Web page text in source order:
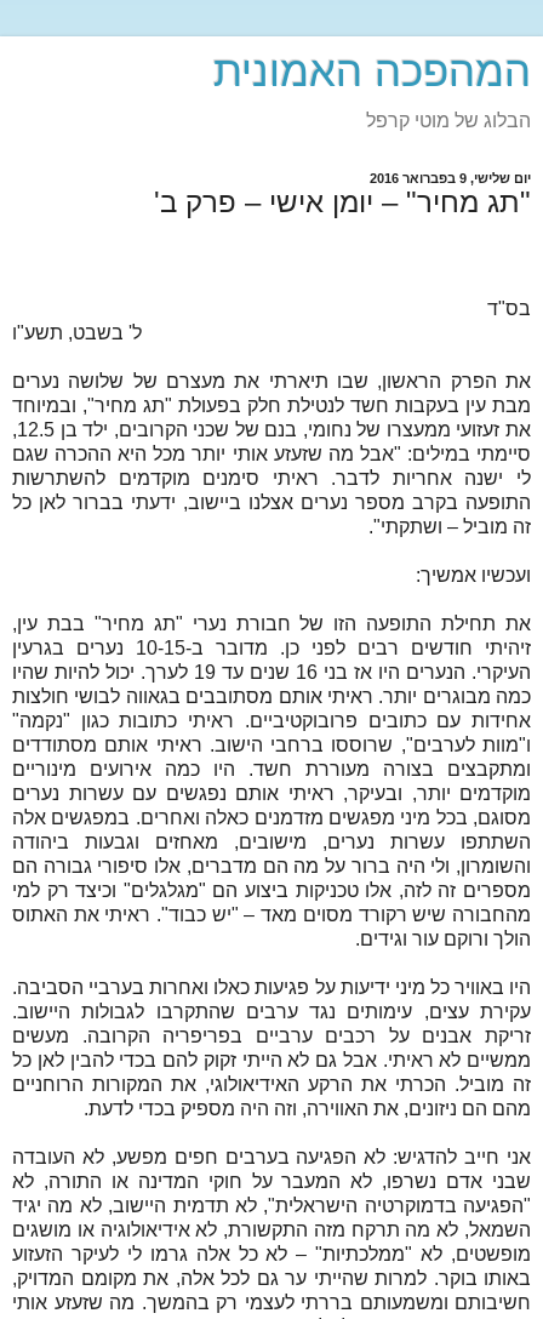
המהפכה האמונית
הבלוג של מוטי קרפל
יום שלישי, 9 בפברואר 2016
"תג מחיר" – יומן אישי – פרק ב'
בס"ד
ל' בשבט, תשע"ו
את הפרק הראשון, שבו תיארתי את מעצרם של שלושה נערים
מבת עין בעקבות חשד לנטילת חלק בפעולת "תג מחיר", ובמיוחד
את זעזועי ממעצרו של נחומי, בנם של שכני הקרובים, ילד בן 12.5,
סיימתי במילים: "אבל מה שזעזע אותי יותר מכל היא ההכרה שגם
לי ישנה אחריות לדבר. ראיתי סימנים מוקדמים להשתרשות
התופעה בקרב מספר נערים אצלנו ביישוב, ידעתי בברור לאן כל
זה מוביל – ושתקתי".
ועכשיו אמשיך:
את תחילת התופעה הזו של חבורת נערי "תג מחיר" בבת עין,
זיהיתי חודשים רבים לפני כן. מדובר ב-10-15 נערים בגרעין
העיקרי. הנערים היו אז בני 16 שנים עד 19 לערך. יכול להיות שהיו
כמה מבוגרים יותר. ראיתי אותם מסתובבים בגאווה לבושי חולצות
אחידות עם כתובים פרובוקטיביים. ראיתי כתובות כגון "נקמה"
ו"מוות לערבים", שרוססו ברחבי הישוב. ראיתי אותם מסתודדים
ומתקבצים בצורה מעוררת חשד. היו כמה אירועים מינוריים
מוקדמים יותר, ובעיקר, ראיתי אותם נפגשים עם עשרות נערים
מסוגם, בכל מיני מפגשים מזדמנים כאלה ואחרים. במפגשים אלה
השתתפו עשרות נערים, מישובים, מאחזים וגבעות ביהודה
והשומרון, ולי היה ברור על מה הם מדברים, אלו סיפורי גבורה הם
מספרים זה לזה, אלו טכניקות ביצוע הם "מגלגלים" וכיצד רק למי
מהחבורה שיש רקורד מסוים מאד – "יש כבוד". ראיתי את האתוס
הולך ורוקם עור וגידים.
היו באוויר כל מיני ידיעות על פגיעות כאלו ואחרות בערביי הסביבה.
עקירת עצים, עימותים נגד ערבים שהתקרבו לגבולות היישוב.
זריקת אבנים על רכבים ערביים בפריפריה הקרובה. מעשים
ממשיים לא ראיתי. אבל גם לא הייתי זקוק להם בכדי להבין לאן כל
זה מוביל. הכרתי את הרקע האידיאולוגי, את המקורות הרוחניים
מהם הם ניזונים, את האווירה, וזה היה מספיק בכדי לדעת.
אני חייב להדגיש: לא הפגיעה בערבים חפים מפשע, לא העובדה
שבני אדם נשרפו, לא המעבר על חוקי המדינה או התורה, לא
"הפגיעה בדמוקרטיה הישראלית", לא תדמית היישוב, לא מה יגיד
השמאל, לא מה תרקח מזה התקשורת, לא אידיאולוגיה או מושגים
מופשטים, לא "ממלכתיות" – לא כל אלה גרמו לי לעיקר הזעזוע
באותו בוקר. למרות שהייתי ער גם לכל אלה, את מקומם המדויק,
חשיבותם ומשמעותם בררתי לעצמי רק בהמשך. מה שזעזע אותי